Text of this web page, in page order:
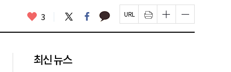
좋
요
3 트
위
터
페
이
스
카
카 페
이
지
인
쇄
하
글
자
크
글
자
크
최신 뉴스